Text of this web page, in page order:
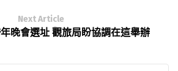
Next Article
晚會選址 觀旅局盼協調在這舉辦